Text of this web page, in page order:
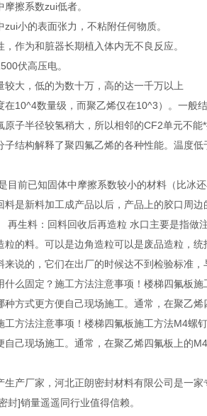
擦系数zui低者。
小的表面张力，不粘附任何物质。
作为和脏器长期植入体内无不良反应。
伏高压电。
较大，低的为数十万，高的达一千万以上
在10^4数量级，而聚乙烯仅在10^3）。一
原子半径较氢稍大，所以相邻的CF2单元不
子结构解释了聚四氟乙烯的各种性能。温度
目前已知固体中摩擦系数较小的材料（比冰
料是新料加工成产品以后，产品上的胶口周
再生料：回料回收后再造粒 水口主要是指
的料。可以是边角造粒可以是废品造粒，
来说的，它们在出厂的时候达不到检验标准
什么固定？施工方法注意事项！楼梯四氟板
种方式更方便自己现场施工。通常，在聚乙
工方法注意事项！楼梯四氟板施工方法M4螺
己现场施工。通常，在聚乙烯四氟板上的
生产厂家，河北正朗密封材料有限公司是一
封]销量遥遥同行业值得信赖。